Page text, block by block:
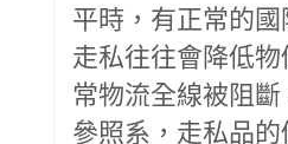
平時，有正常的
走私往往會降低
常物流全線被阻
參照系，走私品